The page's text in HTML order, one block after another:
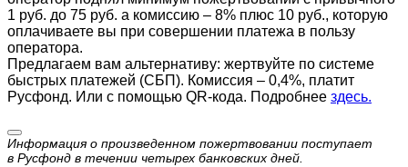
1 руб. до 75 руб. а комиссию – 8% плюс 10 руб., которую
оплачиваете вы при совершении платежа в пользу
оператора.
Предлагаем вам альтернативу: жертвуйте по cистеме
быстрых платежей (СБП). Комиссия – 0,4%, платит
Русфонд. Или с помощью QR-кода. Подробнее здесь.
Информация о произведенном пожертвовании поступает
в Русфонд в течении четырех банковских дней.